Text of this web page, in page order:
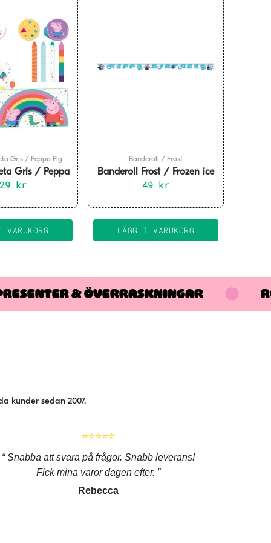
Gris / Peppa Pig
Gris / Peppa
delar
kr
Banderoll / Frost
Banderoll Frost / Frozen ice
formklippt
49 kr
LÄGG I VARUKORG
& ÖVERRASKNINGAR
kunder sedan 2007.
⭐⭐⭐⭐⭐
Snabba att svara på frågor. Snabb leverans!
Fick mina varor dagen efter.
Rebecca